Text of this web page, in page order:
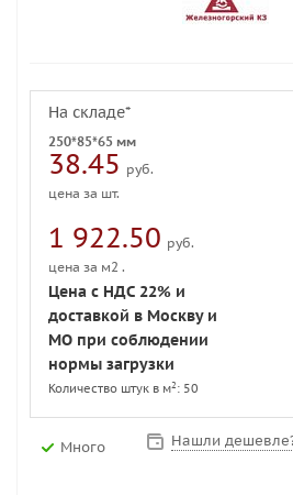
На складе*
250*85*65 мм
38.45 руб.
цена за шт.
1 922.50 руб.
цена за м2 .
Цена с НДС 22% и
доставкой в Москву и
МО при соблюдении
нормы загрузки
Количество штук в м2 : 50
Много Нашли